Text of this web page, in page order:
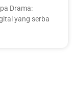
Drama:
yang serba